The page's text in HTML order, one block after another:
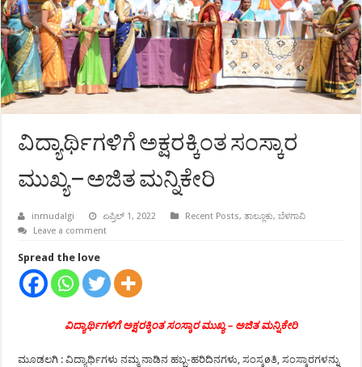
ವಿದ್ಯಾರ್ಥಿಗಳಿಗೆ ಅಕ್ಷರಕ್ಕಿಂತ ಸಂಸ್ಕಾರ
ಮುಖ್ಯ – ಅಜಿತ ಮನ್ನಿಕೇರಿ
inmudalgi ಏಪ್ರಿಲ್ 1, 2022 Recent Posts,ತಾಲ್ಲೂಕು,ಬೆಳಗಾವಿ
Leave a comment
Spread the love
ವಿದ್ಯಾರ್ಥಿಗಳಿಗೆ ಅಕ್ಷರಕ್ಕಿಂತ ಸಂಸ್ಕಾರ ಮುಖ್ಯ – ಅಜಿತ ಮನ್ನಿಕೇರಿ
ಮೂಡಲಗಿ : ವಿದ್ಯಾರ್ಥಿಗಳು ನಮ್ಮ ನಾಡಿನ ಹಬ್ಬ-ಹರಿದಿನಗಳು, ಸಂಸ್ಕøತಿ, ಸಂಸ್ಕಾರಗಳನ್ನು